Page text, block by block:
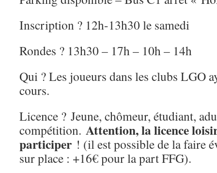
Inscription ? 12h-13h30 le samedi
Rondes ? 13h30 – 17h – 10h – 14h
Qui ? Les joueurs dans les clubs LGO
cours.
Licence ? Jeune, chômeur, étudiant,
compétition. Attention, la licence
participer ! (il est possible de la faire
sur place : +16€ pour la part FFG).